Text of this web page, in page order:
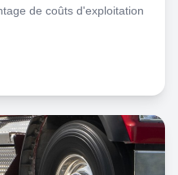
de coûts d'exploitation